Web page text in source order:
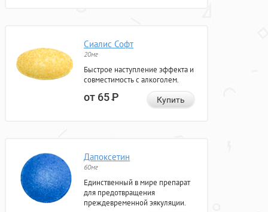
Сиалис Софт
20мг
Быстрое наступление эффекта и
совместимость с алкоголем.
от 65Р Купить
Дапоксетин
60мг
Единственный в мире препарат
для предотвращения
преждевременной эякуляции.